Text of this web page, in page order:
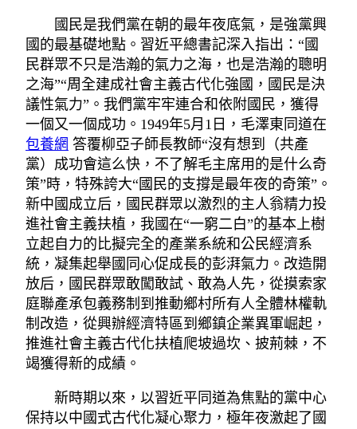
國民是我們黨在朝的最年夜底氣，是強黨興
國的最基礎地點。習近平總書記深入指出：“國
民群眾不只是浩瀚的氣力之海，也是浩瀚的聰明
之海”“周全建成社會主義古代化強國，國民是決
議性氣力”。我們黨牢牢連合和依附國民，獲得
一個又一個成功。1949年5月1日，毛澤東同道在
包養網 答覆柳亞子師長教師“沒有想到（共產
黨）成功會這么快，不了解毛主席用的是什么奇
策”時，特殊誇大“國民的支撐是最年夜的奇策”。
新中國成立后，國民群眾以激烈的主人翁精力投
進社會主義扶植，我國在“一窮二白”的基本上樹
立起自力的比擬完全的產業系統和公民經濟系
統，凝集起舉國同心促成長的彭湃氣力。改造開
放后，國民群眾敢闖敢試、敢為人先，從摸索家
庭聯產承包義務制到推動鄉村所有人全體林權軌
制改造，從興辦經濟特區到鄉鎮企業異軍崛起，
推進社會主義古代化扶植爬坡過坎、披荊棘，不
竭獲得新的成績。
新時期以來，以習近平同道為焦點的黨中心
保持以中國式古代化凝心聚力，極年夜激起了國